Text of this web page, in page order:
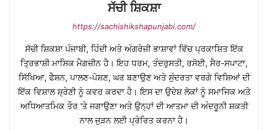
ਸੱਚੀ ਸ਼ਿਕਸ਼ਾ
https://sachishikshapunjabi.com/
ਸੱਚੀ ਸ਼ਿਕਸ਼ਾ ਪੰਜਾਬੀ, ਹਿੰਦੀ ਅਤੇ ਅੰਗਰੇਜ਼ੀ ਭਾਸ਼ਾਵਾਂ ਵਿੱਚ ਪ੍ਰਕਾਸ਼ਿਤ ਇੱਕ
ਤ੍ਰਿਭਾਸ਼ੀ ਮਾਸਿਕ ਮੈਗਜ਼ੀਨ ਹੈ। ਇਹ ਧਰਮ, ਤੰਦਰੁਸਤੀ, ਰਸੋਈ, ਸੈਰ-ਸਪਾਟਾ,
ਸਿੱਖਿਆ, ਫੈਸ਼ਨ, ਪਾਲਣ-ਪੋਸ਼ਣ, ਘਰ ਬਣਾਉਣ ਅਤੇ ਸੁੰਦਰਤਾ ਵਰਗੇ ਵਿਸ਼ਿਆਂ ਦੀ
ਇੱਕ ਵਿਸ਼ਾਲ ਸ਼੍ਰੇਣੀ ਨੂੰ ਕਵਰ ਕਰਦਾ ਹੈ। ਇਸ ਦਾ ਉਦੇਸ਼ ਲੋਕਾਂ ਨੂੰ ਸਮਾਜਿਕ ਅਤੇ
ਅਧਿਆਤਮਿਕ ਤੌਰ 'ਤੇ ਜਗਾਉਣਾ ਅਤੇ ਉਨ੍ਹਾਂ ਦੀ ਆਤਮਾ ਦੀ ਅੰਦਰੂਨੀ ਸ਼ਕਤੀ
ਨਾਲ ਜੁੜਨ ਲਈ ਪ੍ਰੇਰਿਤ ਕਰਨਾ ਹੈ।